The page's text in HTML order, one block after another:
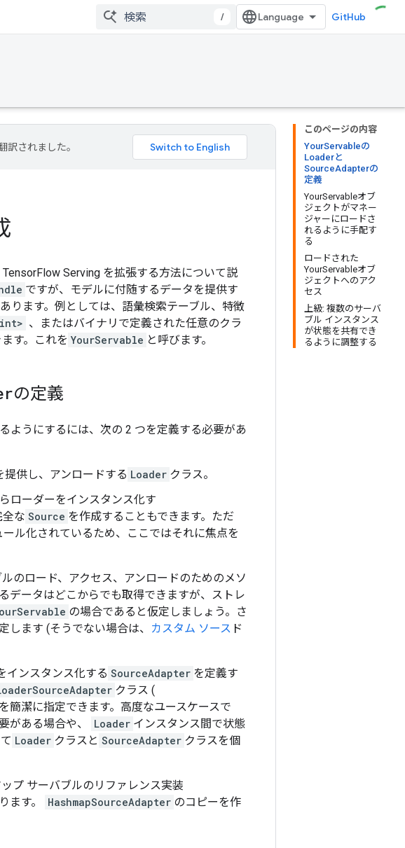
/ GitHub
このページの内容
YourServableの
Loaderと
SourceAdapterの
定義
YourServableオブ
ジェクトがマネー
ジャーにロードさ
れるように手配す
る
ロードされた
YourServableオブ
ジェクトへのアク
セス
上級: 複数のサーバ
ブル インスタンス
が状態を共有でき
るように調整する
訳されました。
Serving を拡張する方法について説
ですが、モデルに付随するデータを提供す
ります。例としては、語彙検索テーブル、特徴
、またはバイナリで定義された任意のクラ
す。これを YourServable と呼びます。
の定義
ようにするには、次の 2 つを定義する必要があ
供し、アンロードする Loader クラス。
ローダーをインスタンス化す
な Source を作成することもできます。ただ
ル化されているため、ここではそれに焦点を
のロード、アクセス、アンロードのためのメソ
データはどこからでも取得できますが、ストレ
の場合であると仮定しましょう。さ
します (そうでない場合は、 カスタム ソース ド
インスタンス化する SourceAdapter を定義す
クラス (
簡潔に指定できます。高度なユースケースで
がある場合や、 Loader インスタンス間で状態
Loader クラスと SourceAdapter クラスを個
プ サーバブルのリファレンス実装
ます。 HashmapSourceAdapter のコピーを作